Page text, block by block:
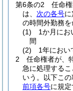
第6条の2
任命
は、 次の各号
の時間外勤務を
(1)
1か月にお
間
(2)
1年におい
2
任命権者が、
急に処理する
いう。以下こ
前項各号に規